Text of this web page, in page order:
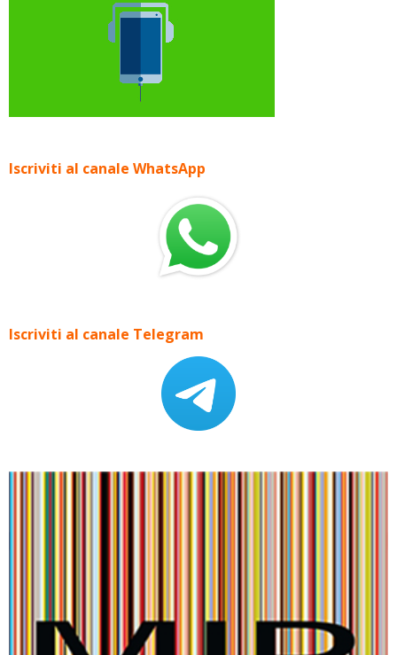
Iscriviti al canale WhatsApp
Iscriviti al canale Telegram